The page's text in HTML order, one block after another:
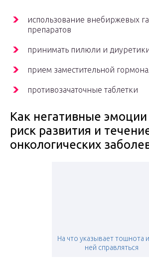
использование внебиржевых
препаратов
принимать пилюли и
прием заместительной
противозачаточные таблетки
Как негативные
риск развития и
онкологических
На что указывает тошнота и
ней справляться